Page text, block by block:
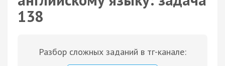
138
Разбор сложных заданий в тг-канале: